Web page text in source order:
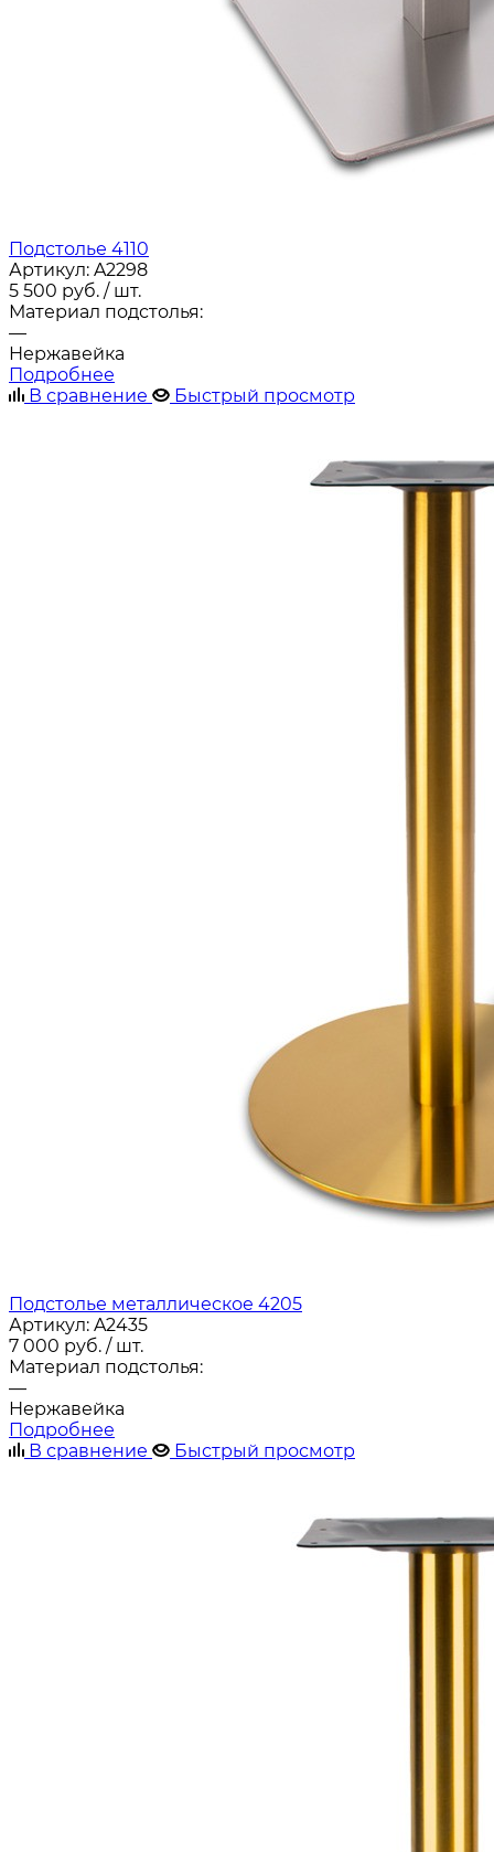
Подстолье 4110
Артикул: A2298
5 500 руб. / шт.
Материал подстолья:
—
Нержавейка
Подробнее
В сравнение
Быстрый просмотр
Подстолье металлическое 4205
Артикул: A2435
7 000 руб. / шт.
Материал подстолья:
—
Нержавейка
Подробнее
В сравнение
Быстрый просмотр